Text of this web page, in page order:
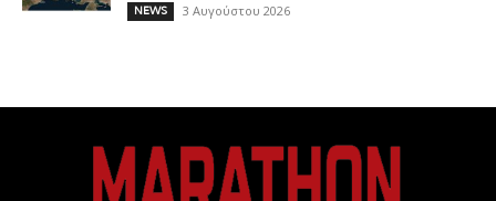
NEWS 3 Αυγούστου 2026